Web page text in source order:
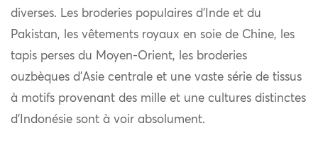
diverses. Les broderies populaires d’Inde et du
Pakistan, les vêtements royaux en soie de Chine, les
tapis perses du Moyen-Orient, les broderies
ouzbèques d’Asie centrale et une vaste série de tissus
à motifs provenant des mille et une cultures distinctes
d’Indonésie sont à voir absolument.